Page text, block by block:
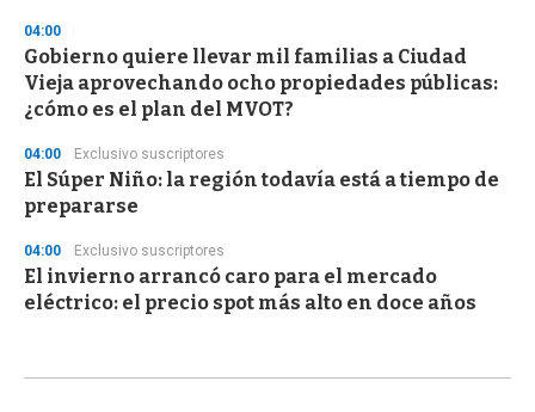
04:00
Gobierno quiere llevar mil familias a Ciudad
Vieja aprovechando ocho propiedades públicas:
¿cómo es el plan del MVOT?
04:00 Exclusivo suscriptores
El Súper Niño: la región todavía está a tiempo de
prepararse
04:00 Exclusivo suscriptores
El invierno arrancó caro para el mercado
eléctrico: el precio spot más alto en doce años